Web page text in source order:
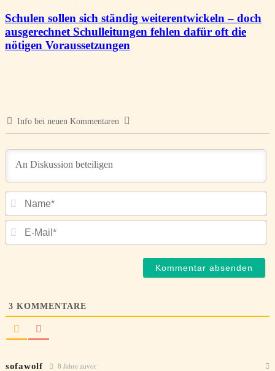
Schulen sollen sich ständig weiterentwickeln – doch
ausgerechnet Schulleitungen fehlen dafür oft die
nötigen Voraussetzungen
Info bei neuen Kommentaren
E-
3 KOMMENTARE
sofawolf 8 Jahre zuvor